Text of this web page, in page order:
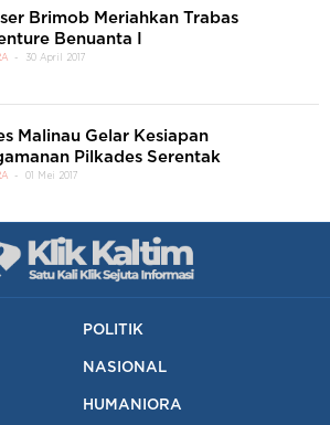
Brimob Meriahkan Trabas
Benuanta I
30 April 2017
Malinau Gelar Kesiapan
Pilkades Serentak
01 Mei 2017
POLITIK
NASIONAL
HUMANIORA